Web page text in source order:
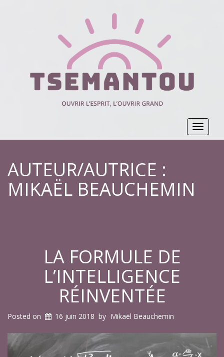
Toggle
AUTEUR/AUTRICE :
MIKAËL BEAUCHEMIN
LA FORMULE DE
L’INTELLIGENCE
RÉINVENTÉE
Posted on 16 juin 2018 by Mikaël Beauchemin